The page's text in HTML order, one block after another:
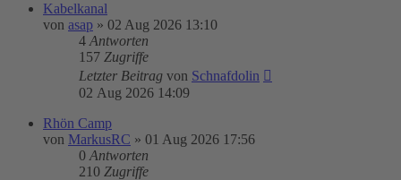
Kabelkanal
von asap » 02 Aug 2026 13:10
4 Antworten
157 Zugriffe
Letzter Beitrag von Schnafdolin
02 Aug 2026 14:09
Rhön Camp
von MarkusRC » 01 Aug 2026 17:56
0 Antworten
210 Zugriffe